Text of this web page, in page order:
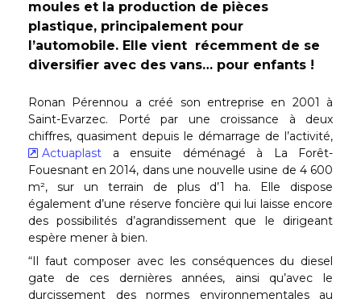
moules et la production de pièces
plastique, principalement pour
l’automobile. Elle vient récemment de se
diversifier avec des vans… pour enfants !
Ronan Pérennou a créé son entreprise en 2001 à
Saint-Evarzec. Porté par une croissance à deux
chiffres, quasiment depuis le démarrage de l’activité,
Actuaplast a ensuite déménagé à La Forêt-
Fouesnant en 2014, dans une nouvelle usine de 4 600
m², sur un terrain de plus d’1 ha. Elle dispose
également d’une réserve foncière qui lui laisse encore
des possibilités d’agrandissement que le dirigeant
espère mener à bien.
“Il faut composer avec les conséquences du diesel
gate de ces dernières années, ainsi qu’avec le
durcissement des normes environnementales au